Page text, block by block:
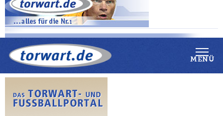
MENÜ